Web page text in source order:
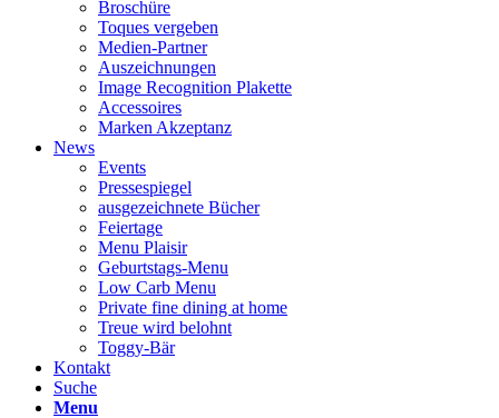
Broschüre
Toques vergeben
Medien-Partner
Auszeichnungen
Image Recognition Plakette
Accessoires
Marken Akzeptanz
News
Events
Pressespiegel
ausgezeichnete Bücher
Feiertage
Menu Plaisir
Geburtstags-Menu
Low Carb Menu
Private fine dining at home
Treue wird belohnt
Toggy-Bär
Kontakt
Suche
Menu